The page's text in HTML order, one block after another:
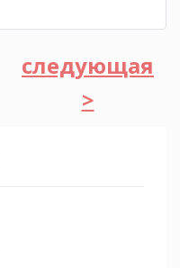
следующая
>